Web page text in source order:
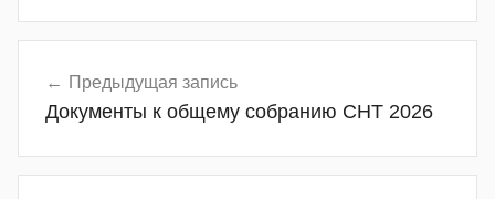
Навигация
по
записям
Предыдущая запись
Документы к общему собранию СНТ 2026